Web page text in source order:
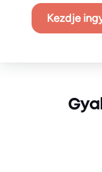
Kezdje